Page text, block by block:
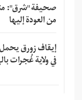
صحيفة "شرق": منع
من العودة إليها
إيقاف زورق يحمل
في ولاية غُجرات